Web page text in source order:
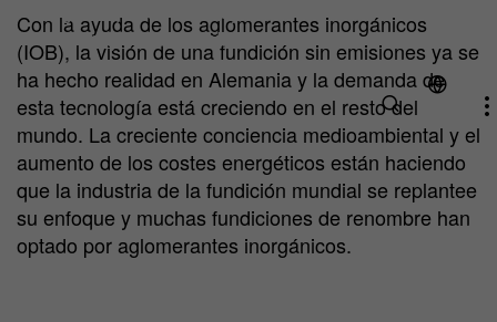
Trabaja con Nosotros
Con la ayuda de los aglomerantes inorgánicos
(IOB), la visión de una fundición sin emisiones ya se
ha hecho realidad en Alemania y la demanda de
esta tecnología está creciendo en el resto del
mundo. La creciente conciencia medioambiental y el
aumento de los costes energéticos están haciendo
que la industria de la fundición mundial se replantee
su enfoque y muchas fundiciones de renombre han
optado por aglomerantes inorgánicos.